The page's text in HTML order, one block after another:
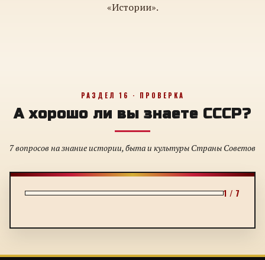
«Истории».
РАЗДЕЛ 16 · ПРОВЕРКА
А хорошо ли вы знаете СССР?
7 вопросов на знание истории, быта и культуры Страны Советов
1 / 7